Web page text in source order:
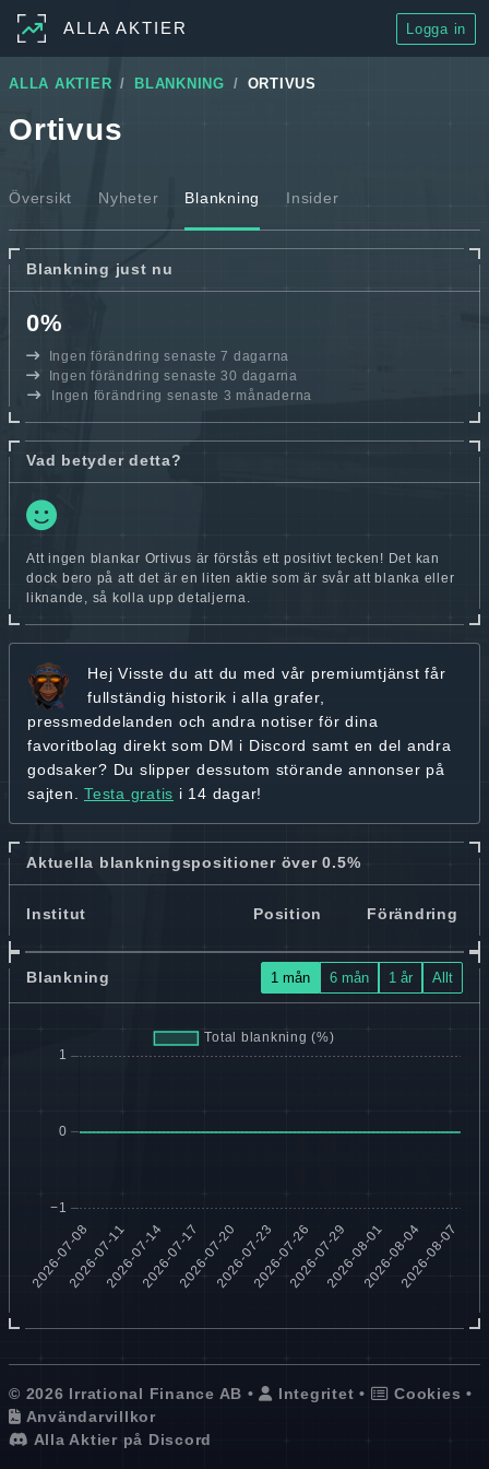
ALLA AKTIER Logga in
ALLA AKTIER BLANKNING ORTIVUS
Ortivus
Översikt Nyheter Blankning Insider
Blankning just nu
0%
Ingen förändring senaste 7 dagarna
Ingen förändring senaste 30 dagarna
Ingen förändring senaste 3 månaderna
Vad betyder detta?
Att ingen blankar Ortivus är förstås ett positivt tecken! Det kan
dock bero på att det är en liten aktie som är svår att blanka eller
liknande, så kolla upp detaljerna.
Hej Visste du att du med vår premiumtjänst får
fullständig historik i alla grafer,
pressmeddelanden och andra notiser för dina
favoritbolag direkt som DM i Discord samt en del andra
godsaker? Du slipper dessutom störande annonser på
sajten. Testa gratis i 14 dagar!
Aktuella blankningspositioner över 0.5%
Institut Position Förändring
Blankning 1 mån 6 mån 1 år Allt
© 2026 Irrational Finance AB • Integritet • Cookies •
Användarvillkor
Alla Aktier på Discord